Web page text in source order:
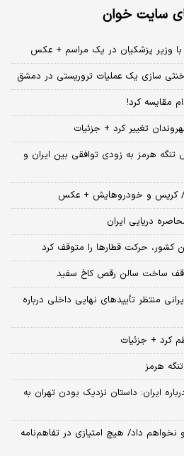
سایت خوان
پزشکیان در یک مراسم + عکس
سازی یک عملیات تروریستی در دمشق
مقایسه کرد!
تغییر کرد + جزئیات
هرمز به زودی توافقی بین ایران و
کریس و خودروهایش + عکس
دریایی ایران
کشور، حرکت قطارها را متوقف کرد
ساخت سالن رقص کاخ سفید
منتظر تأییدهای نهایی داخلی درباره
کرد + جزئیات
هرمز
ایران: داستان نزدیک بودن تهران به
نخواهم داد/ هیچ امتیازی در تفاهم‌نامه